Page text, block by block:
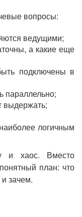
вопросы:
ведущими;
а какие еще
подключены в
параллельно;
выдержать;
логичным
и хаос. Вместо
план: что
зачем.